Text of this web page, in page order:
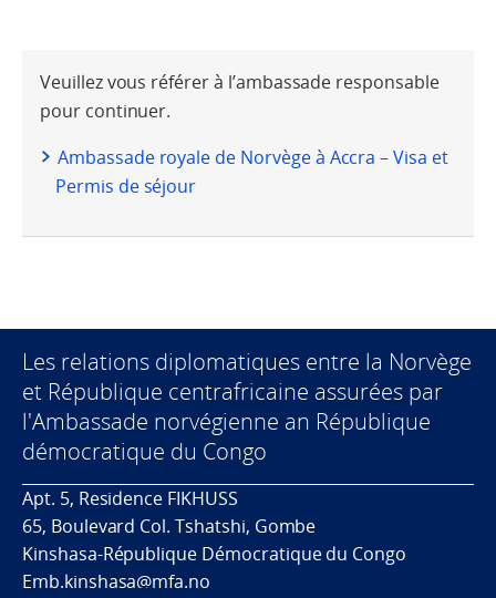
Veuillez vous référer à l’ambassade responsable
pour continuer.
Ambassade royale de Norvège à Accra – Visa et
Permis de séjour
Les relations diplomatiques entre la Norvège
et République centrafricaine assurées par
l'Ambassade norvégienne an République
démocratique du Congo
Apt. 5, Residence FIKHUSS
65, Boulevard Col. Tshatshi, Gombe
Kinshasa-République Démocratique du Congo
Emb.kinshasa@mfa.no